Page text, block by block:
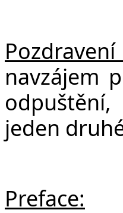
navzájem
jeden
Preface: